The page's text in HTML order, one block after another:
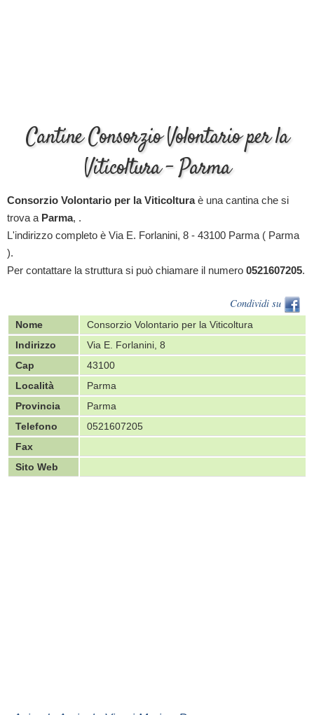
Cantine Consorzio Volontario per la
Viticoltura - Parma
Consorzio Volontario per la Viticolturaè una cantina che si
trova a Parma, .
L'indirizzo completo è Via E. Forlanini, 8 - 43100 Parma ( Parma
).
Per contattare la struttura si può chiamare il numero 0521607205.
Condividi su
Nome
Consorzio Volontario per la Viticoltura
Indirizzo
Via E. Forlanini, 8
Cap
43100
Località
Parma
Provincia
Parma
Telefono
0521607205
Fax
Sito Web